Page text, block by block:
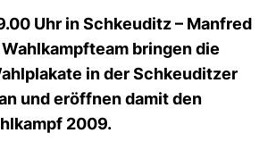
Uhr in Schkeuditz – Manfred
bringen die
in der Schkeuditzer
und eröffnen damit den
2009.